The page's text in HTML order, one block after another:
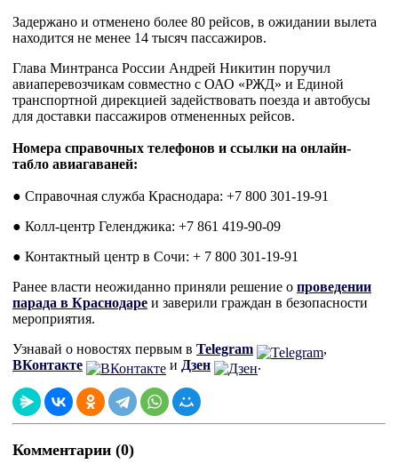
Задержано и отменено более 80 рейсов, в ожидании вылета
находится не менее 14 тысяч пассажиров.
Глава Минтранса России Андрей Никитин поручил
авиаперевозчикам совместно с ОАО «РЖД» и Единой
транспортной дирекцией задействовать поезда и автобусы
для доставки пассажиров отмененных рейсов.
Номера справочных телефонов и ссылки на онлайн-
табло авиагаваней:
● Справочная служба Краснодара: +7 800 301-19-91
● Колл-центр Геленджика: +7 861 419-90-09
● Контактный центр в Сочи: + 7 800 301-19-91
Ранее власти неожиданно приняли решение о проведении
парада в Краснодаре и заверили граждан в безопасности
мероприятия.
Узнавай о новостях первым в Telegram
,
ВКонтакте
и Дзен .
Комментарии (0)